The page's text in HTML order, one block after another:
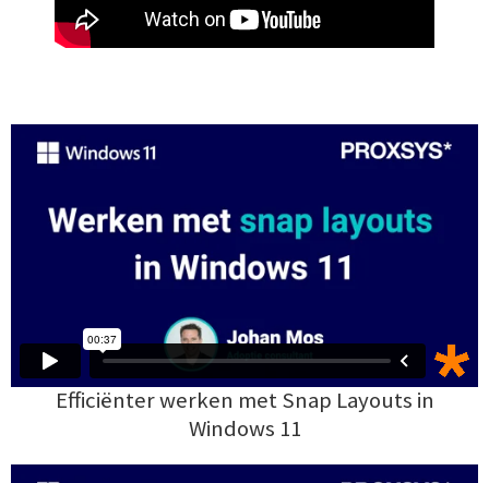
Efficiënter werken met Snap Layouts in
Windows 11